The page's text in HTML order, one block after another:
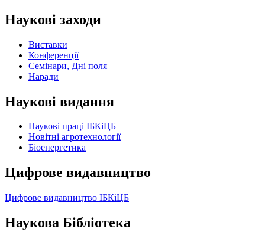
Наукові заходи
Виставки
Конференції
Семінари, Дні поля
Наради
Наукові видання
Наукові праці ІБКіЦБ
Новітні агротехнології
Бiоенергетика
Цифрове видавництво
Цифрове видавництво ІБКіЦБ
Наукова Бібліотека